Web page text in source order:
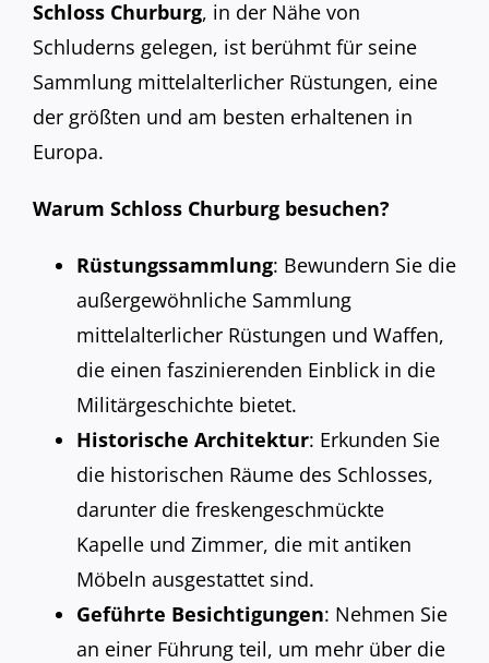
Schloss Churburg, in der Nähe von
Schluderns gelegen, ist berühmt für seine
Sammlung mittelalterlicher Rüstungen, eine
der größten und am besten erhaltenen in
Europa.
Warum Schloss Churburg besuchen?
Rüstungssammlung: Bewundern Sie die
außergewöhnliche Sammlung
mittelalterlicher Rüstungen und Waffen,
die einen faszinierenden Einblick in die
Militärgeschichte bietet.
Historische Architektur: Erkunden Sie
die historischen Räume des Schlosses,
darunter die freskengeschmückte
Kapelle und Zimmer, die mit antiken
Möbeln ausgestattet sind.
Geführte Besichtigungen: Nehmen Sie
an einer Führung teil, um mehr über die